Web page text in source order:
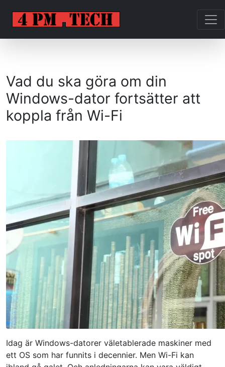
Vad du ska göra om din
Windows-dator fortsätter att
koppla från Wi-Fi
Idag är Windows-datorer väletablerade maskiner med
ett OS som har funnits i decennier. Men Wi-Fi kan